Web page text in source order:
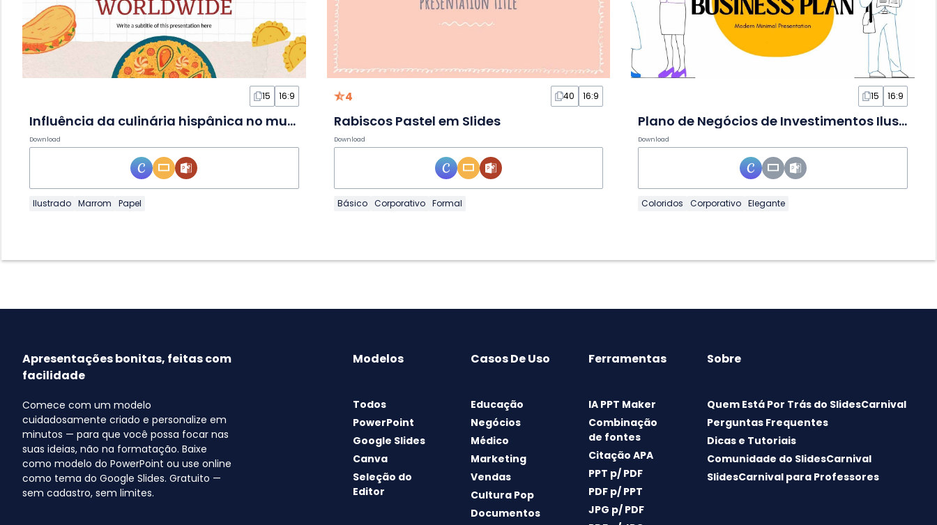
15 16:9
Influência da culinária hispânica no mundo em Slides
Download
Ilustrado Marrom Papel
4 40 16:9
Rabiscos Pastel em Slides
Download
Básico Corporativo Formal
15 16:9
Plano de Negócios de Investimentos Ilustrado Simples em Slides
Download
Coloridos Corporativo Elegante
Apresentações bonitas, feitas com
facilidade
Comece com um modelo
cuidadosamente criado e personalize em
minutos — para que você possa focar nas
suas ideias, não na formatação. Baixe
como modelo do PowerPoint ou use online
como tema do Google Slides. Gratuito —
sem cadastro, sem limites.
Modelos
Todos
PowerPoint
Google Slides
Canva
Seleção do
Editor
Casos De Uso
Educação
Negócios
Médico
Marketing
Vendas
Cultura Pop
Documentos
Ferramentas
IA PPT Maker
Combinação
de fontes
Citação APA
PPT p/ PDF
PDF p/ PPT
JPG p/ PDF
Sobre
Quem Está Por Trás do SlidesCarnival
Perguntas Frequentes
Dicas e Tutoriais
Comunidade do SlidesCarnival
SlidesCarnival para Professores